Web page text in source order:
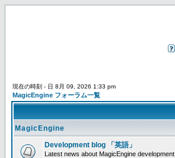
現在の時刻 - 日 8月 09, 2026 1:33 pm
MagicEngine フォーラム一覧
MagicEngine
Development blog 「英語」
Latest news about MagicEngine development